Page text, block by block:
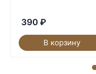
390 ₽
В корзину